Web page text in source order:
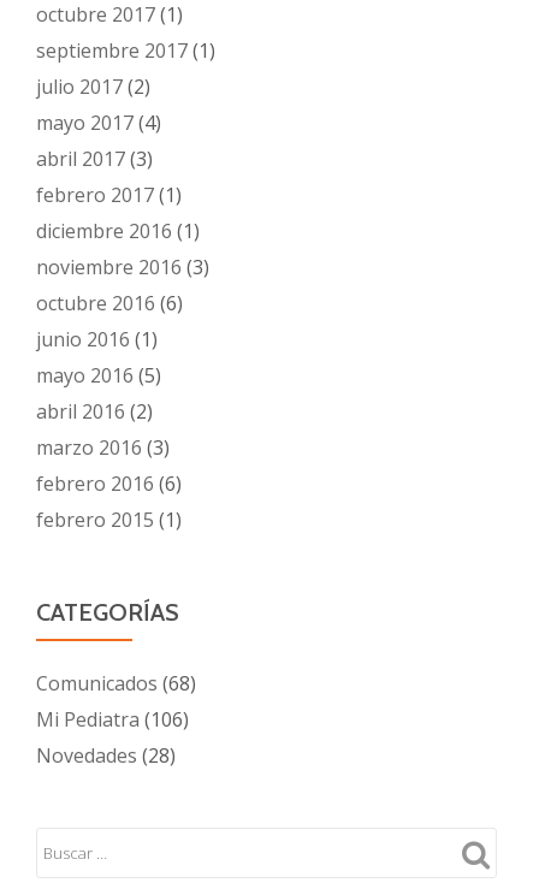
octubre 2017(1)
septiembre 2017(1)
julio 2017(2)
mayo 2017(4)
abril 2017(3)
febrero 2017(1)
diciembre 2016 (1)
noviembre 2016 (3)
octubre 2016 (6)
junio 2016 (1)
mayo 2016 (5)
abril 2016 (2)
marzo 2016 (3)
febrero 2016 (6)
febrero 2015 (1)
CATEGORÍAS
Comunicados (68)
Mi Pediatra (106)
Novedades (28)